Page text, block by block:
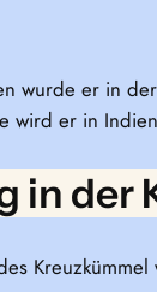
wurde er in
wird er in
in der